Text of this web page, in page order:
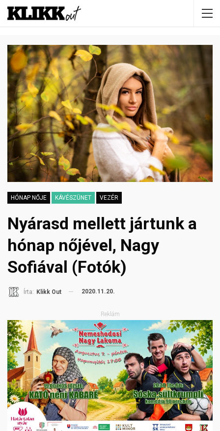
HÓNAP NŐJE KÁVÉSZÜNET VEZÉR
Nyárasd mellett jártunk a
hónap nőjével, Nagy
Sofiával (Fotók)
Írta: Klikk Out 2020.11.20.
Reklám